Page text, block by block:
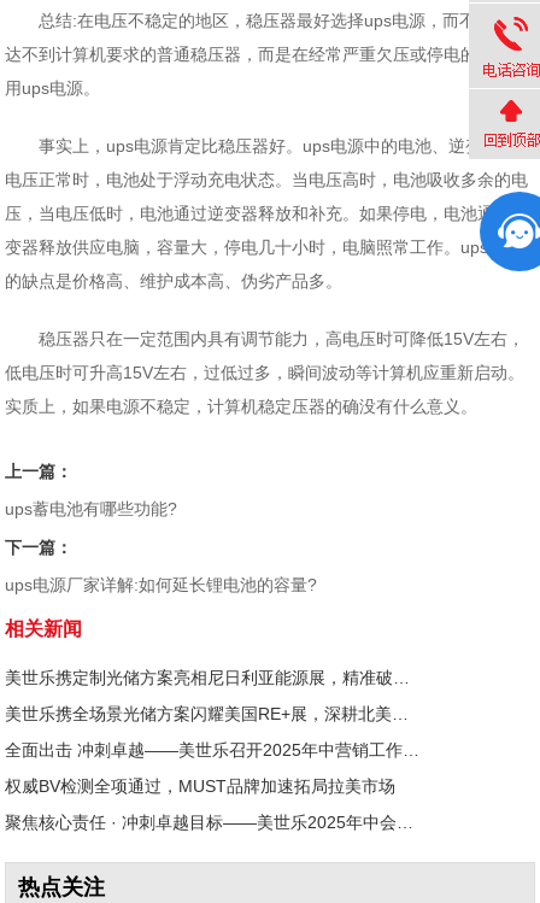
总结:在电压不稳定的地区，稳压器最好选择ups电源，而不是性能
达不到计算机要求的普通稳压器，而是在经常严重欠压或停电的地区使
用ups电源。
事实上，ups电源肯定比稳压器好。ups电源中的电池、逆变器和
电压正常时，电池处于浮动充电状态。当电压高时，电池吸收多余的电
压，当电压低时，电池通过逆变器释放和补充。如果停电，电池通过逆
变器释放供应电脑，容量大，停电几十小时，电脑照常工作。ups电源
的缺点是价格高、维护成本高、伪劣产品多。
稳压器只在一定范围内具有调节能力，高电压时可降低15V左右，
低电压时可升高15V左右，过低过多，瞬间波动等计算机应重新启动。
实质上，如果电源不稳定，计算机稳定压器的确没有什么意义。
上一篇：
ups蓄电池有哪些功能?
下一篇：
ups电源厂家详解:如何延长锂电池的容量?
相关新闻
美世乐携定制光储方案亮相尼日利亚能源展，精准破解西非用电难题
美世乐携全场景光储方案闪耀美国RE+展，深耕北美赋能零碳转型
全面出击 冲刺卓越——美世乐召开2025年中营销工作会议
权威BV检测全项通过，MUST品牌加速拓局拉美市场
聚焦核心责任 · 冲刺卓越目标——美世乐2025年中会议圆满举行
热点关注